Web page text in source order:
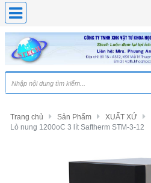
Trang chủ Sản Phẩm XUẤT XỨ
Lò nung 1200oC 3 lít Saftherm STM-3-12